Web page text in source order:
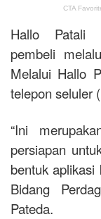
Hallo Patali
pembeli
Melalui Hallo
telepon seluler
“Ini
persiapan
bentuk aplikasi
Bidang
Pateda.